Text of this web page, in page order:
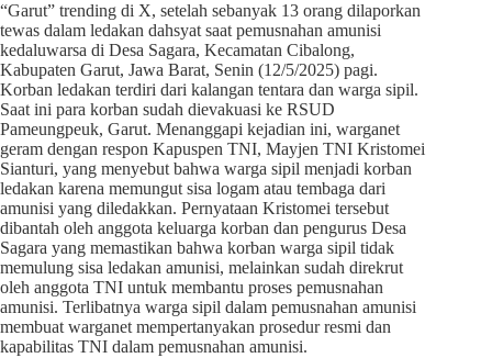
“Garut” trending di X, setelah sebanyak 13 orang dilaporkan
tewas dalam ledakan dahsyat saat pemusnahan amunisi
kedaluwarsa di Desa Sagara, Kecamatan Cibalong,
Kabupaten Garut, Jawa Barat, Senin (12/5/2025) pagi.
Korban ledakan terdiri dari kalangan tentara dan warga sipil.
Saat ini para korban sudah dievakuasi ke RSUD
Pameungpeuk, Garut. Menanggapi kejadian ini, warganet
geram dengan respon Kapuspen TNI, Mayjen TNI Kristomei
Sianturi, yang menyebut bahwa warga sipil menjadi korban
ledakan karena memungut sisa logam atau tembaga dari
amunisi yang diledakkan. Pernyataan Kristomei tersebut
dibantah oleh anggota keluarga korban dan pengurus Desa
Sagara yang memastikan bahwa korban warga sipil tidak
memulung sisa ledakan amunisi, melainkan sudah direkrut
oleh anggota TNI untuk membantu proses pemusnahan
amunisi. Terlibatnya warga sipil dalam pemusnahan amunisi
membuat warganet mempertanyakan prosedur resmi dan
kapabilitas TNI dalam pemusnahan amunisi.